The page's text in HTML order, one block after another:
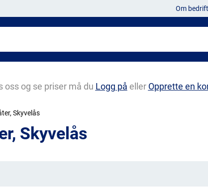
Om
oss og se priser må du Logg på eller Opprette en
Skyvelås
Skyvelås